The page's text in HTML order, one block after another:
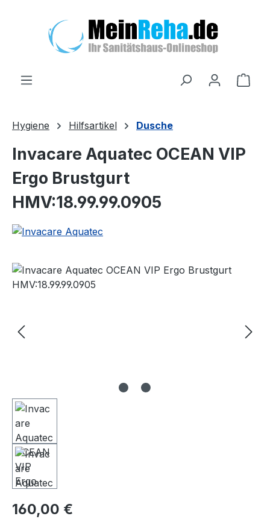
Hygiene Hilfsartikel Dusche
Invacare Aquatec OCEAN VIP
Ergo Brustgurt
HMV:18.99.99.0905
Bildergalerie überspringen
160,00 €